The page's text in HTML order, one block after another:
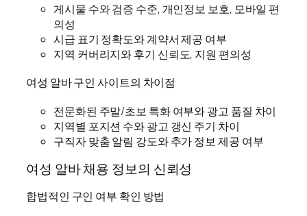
게시물 수와 검증 수준, 개인정보 보호, 모바일 편
의성
시급 표기 정확도와 계약서 제공 여부
지역 커버리지와 후기 신뢰도, 지원 편의성
여성 알바 구인 사이트의 차이점
전문화된 주말/초보 특화 여부와 광고 품질 차이
지역별 포지션 수와 광고 갱신 주기 차이
구직자 맞춤 알림 강도와 추가 정보 제공 여부
여성 알바 채용 정보의 신뢰성
합법적인 구인 여부 확인 방법